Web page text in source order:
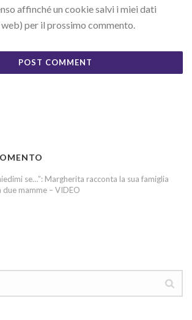
affinché un cookie salvi i miei dati
per il prossimo commento.
se…”: Margherita racconta la sua famiglia
due mamme – VIDEO